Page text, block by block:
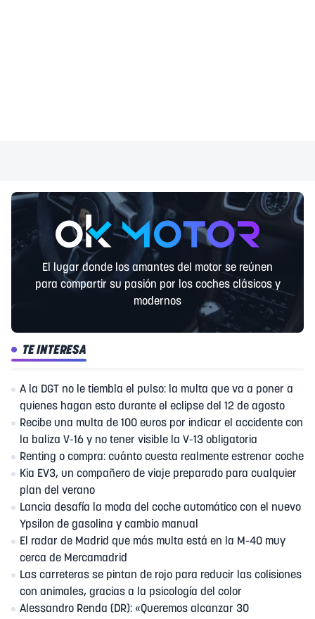
El lugar donde los amantes del motor se reúnen
para compartir su pasión por los coches clásicos y
modernos
TE INTERESA
A la DGT no le tiembla el pulso: la multa que va a poner a
quienes hagan esto durante el eclipse del 12 de agosto
Recibe una multa de 100 euros por indicar el accidente con
la baliza V-16 y no tener visible la V-13 obligatoria
Renting o compra: cuánto cuesta realmente estrenar coche
Kia EV3, un compañero de viaje preparado para cualquier
plan del verano
Lancia desafía la moda del coche automático con el nuevo
Ypsilon de gasolina y cambio manual
El radar de Madrid que más multa está en la M-40 muy
cerca de Mercamadrid
Las carreteras se pintan de rojo para reducir las colisiones
con animales, gracias a la psicología del color
Alessandro Renda (DR): «Queremos alcanzar 30